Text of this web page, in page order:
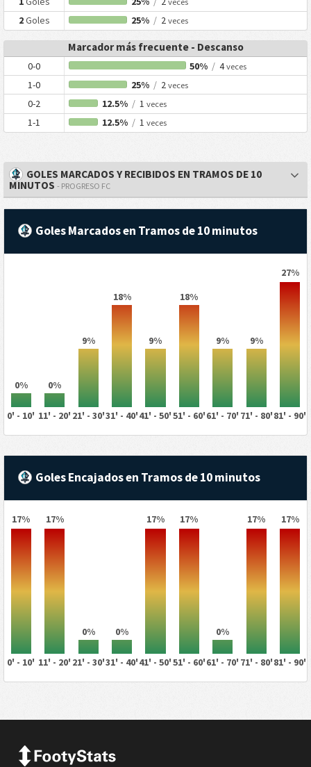
2Goles 25% /2 veces
Marcador más frecuente - Descanso
0-0 50% / 4veces
1-0 25% /2 veces
0-2 12.5% /1 veces
1-1 12.5% /1 veces
GOLES MARCADOS Y RECIBIDOS EN TRAMOS DE 10
MINUTOS - PROGRESO FC
Goles Marcados en Tramos de 10 minutos
0% 0%
9%
18%
9%
18%
9% 9%
27%
0' - 10' 11' - 20' 21' - 30'31' - 40'41' - 50'51' - 60'61' - 70' 71' - 80'81' - 90'
Goles Encajados en Tramos de 10 minutos
17% 17%
0% 0%
17% 17%
0%
17% 17%
0' - 10' 11' - 20' 21' - 30'31' - 40'41' - 50'51' - 60'61' - 70' 71' - 80'81' - 90'